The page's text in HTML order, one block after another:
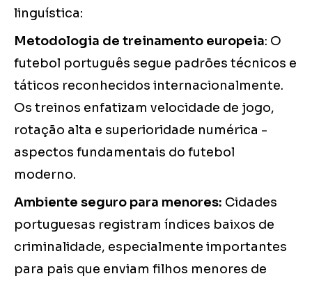
linguística:
Metodologia de treinamento europeia: O
futebol português segue padrões técnicos e
táticos reconhecidos internacionalmente.
Os treinos enfatizam velocidade de jogo,
rotação alta e superioridade numérica -
aspectos fundamentais do futebol
moderno.
Ambiente seguro para menores: Cidades
portuguesas registram índices baixos de
criminalidade, especialmente importantes
para pais que enviam filhos menores de